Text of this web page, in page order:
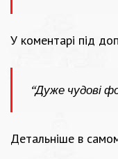
У коментарі під
“Дуже чудові
Детальніше в